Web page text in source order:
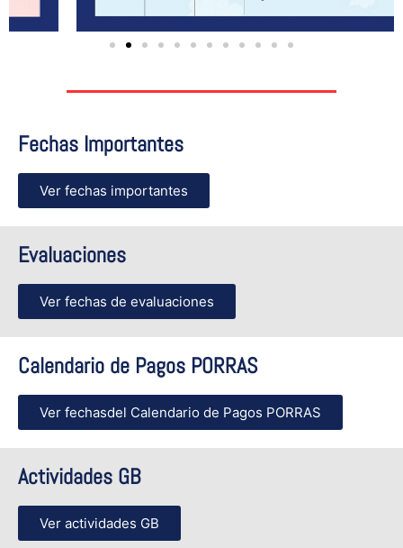
Fechas Importantes
Ver fechas importantes
Evaluaciones
Ver fechas de evaluaciones
Calendario de Pagos PORRAS
Ver fechasdel Calendario de Pagos PORRAS
Actividades GB
Ver actividades GB